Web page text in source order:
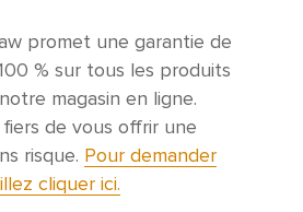
promet une garantie de
% sur tous les produits
magasin en ligne.
fiers de vous offrir une
risque. Pour demander
cliquer ici.